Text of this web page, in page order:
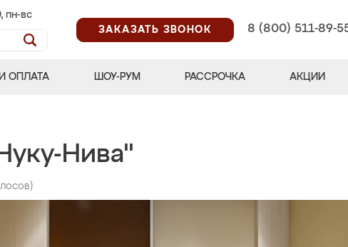
пн-вс
ЗАКАЗАТЬ ЗВОНОК
8 (800) 511-89-
ОПЛАТА ШОУ-РУМ РАССРОЧКА АКЦИИ
Нива"